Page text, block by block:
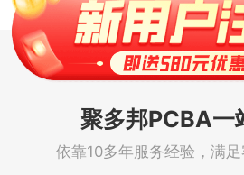
聚多邦PCBA一
依靠10多年服务经验，满